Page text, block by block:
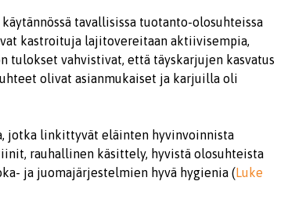
tavallisissa tuotanto-olosuhteissa
kastroituja lajitovereitaan aktiivisempia,
tulokset vahvistivat, että täyskarjujen kasvatus
olivat asianmukaiset ja karjuilla oli
jotka linkittyvät eläinten hyvinvoinnista
rauhallinen käsittely, hyvistä olosuhteista
ja juomajärjestelmien hyvä hygienia (Luke